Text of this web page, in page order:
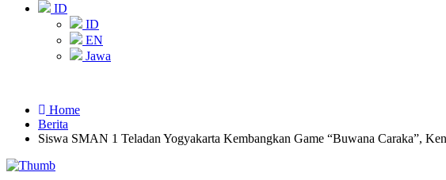
ID
ID
EN
Jawa
Home
Berita
Siswa SMAN 1 Teladan Yogyakarta Kembangkan Game “Buwana Caraka”,